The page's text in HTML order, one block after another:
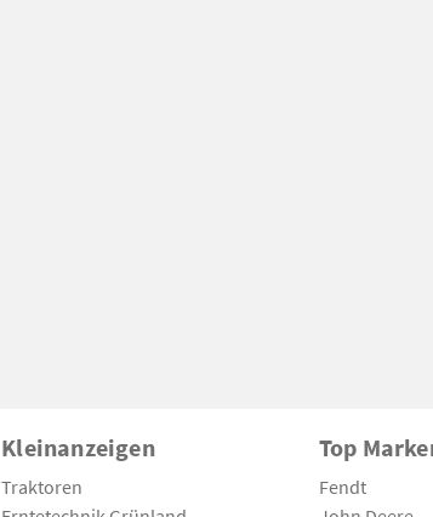
Kleinanzeigen
Traktoren
Top
Fendt